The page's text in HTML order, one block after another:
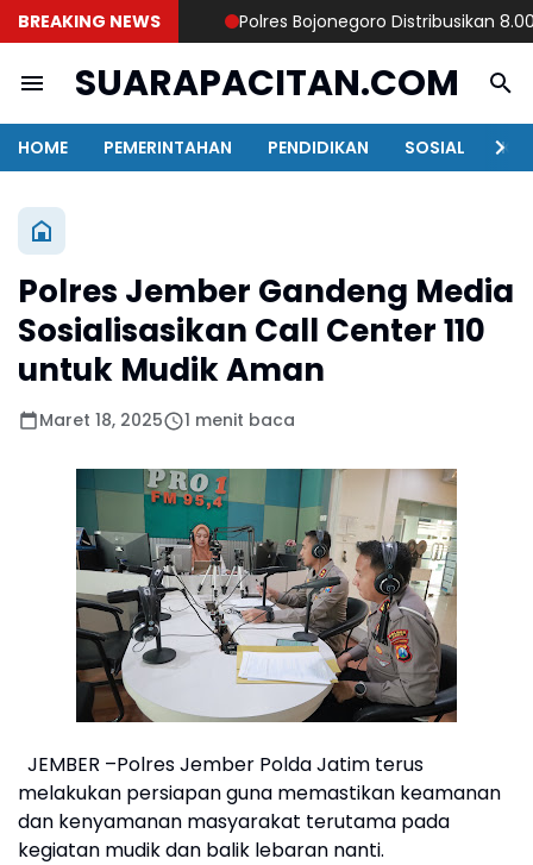
BREAKING NEWS Polres Bojonegoro Distribusikan 8.000
SUARAPACITAN.COM
HOME PEMERINTAHAN PENDIDIKAN SOSIAL
Polres Jember Gandeng Media
Sosialisasikan Call Center 110
untuk Mudik Aman
Maret 18, 2025 1 menit baca
JEMBER –Polres Jember Polda Jatim terus
melakukan persiapan guna memastikan keamanan
dan kenyamanan masyarakat terutama pada
kegiatan mudik dan balik lebaran nanti.